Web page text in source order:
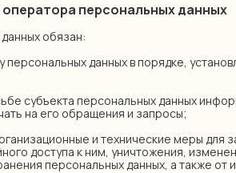
оператора персональных данных
обязан:
персональных данных в порядке,
субъекта персональных данных
на его обращения и запросы;
и технические меры для
доступа к ним, уничтожения,
персональных данных, а также от